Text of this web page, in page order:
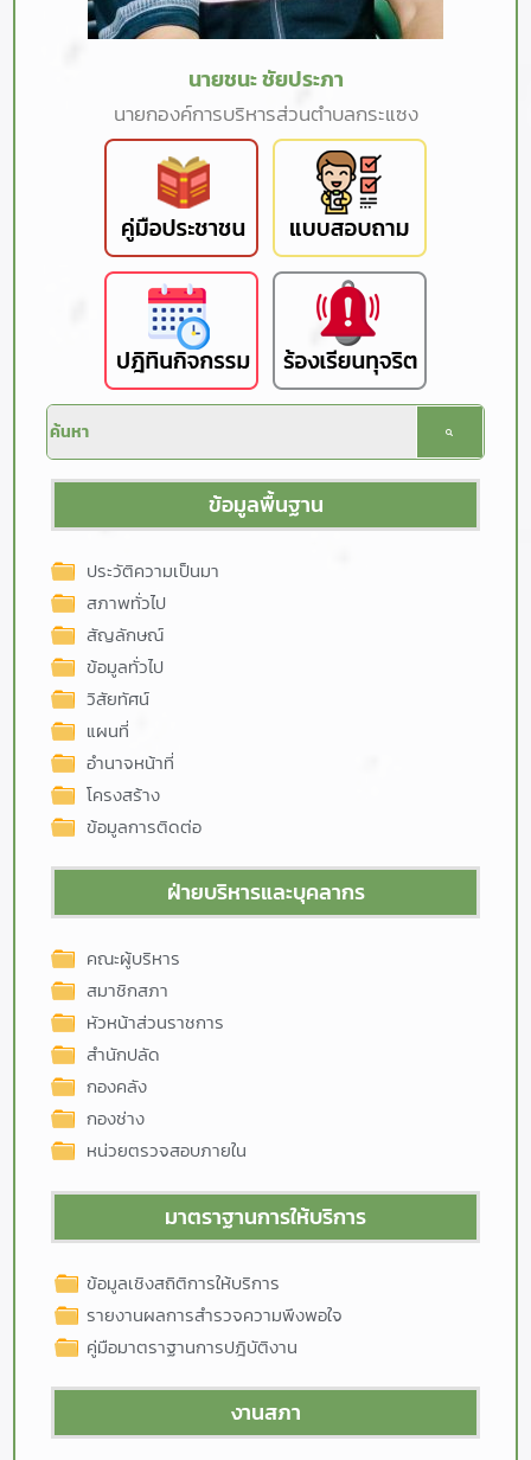
นายชนะ ชัยประภา
นายกองค์การบริหารส่วนตำบลกระแซง
ข้อมูลพื้นฐาน
ประวัติความเป็นมา
สภาพทั่วไป
สัญลักษณ์
ข้อมูลทั่วไป
วิสัยทัศน์
แผนที่
อำนาจหน้าที่
โครงสร้าง
ข้อมูลการติดต่อ
ฝ่ายบริหารและบุคลากร
คณะผู้บริหาร
สมาชิกสภา
หัวหน้าส่วนราชการ
สำนักปลัด
กองคลัง
กองช่าง
หน่วยตรวจสอบภายใน
มาตราฐานการให้บริการ
ข้อมูลเชิงสถิติการให้บริการ
รายงานผลการสำรวจความพึงพอใจ
คู่มือมาตราฐานการปฎิบัติงาน
งานสภา